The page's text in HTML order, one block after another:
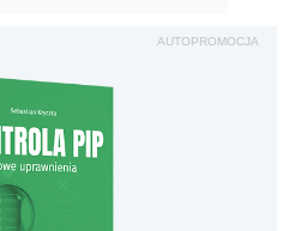
AUTOPROMOCJA